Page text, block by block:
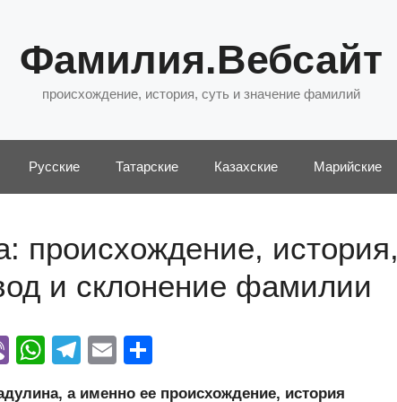
Фамилия.Вебсайт
происхождение, история, суть и значение фамилий
Русские Татарские Казахские Марийские
происхождение, история,
и склонение фамилии
Vi
W
T
E
а именно ее происхождение, история